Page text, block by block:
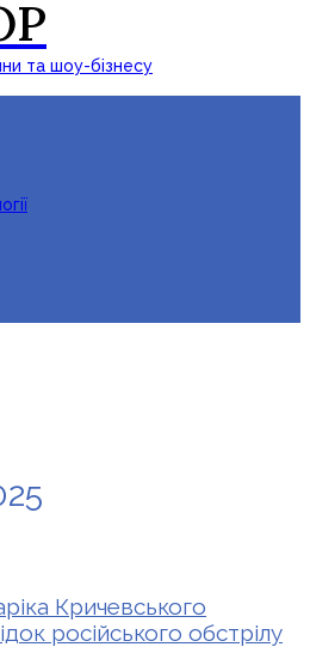
та шоу-бізнесу
Кричевського
російського обстрілу